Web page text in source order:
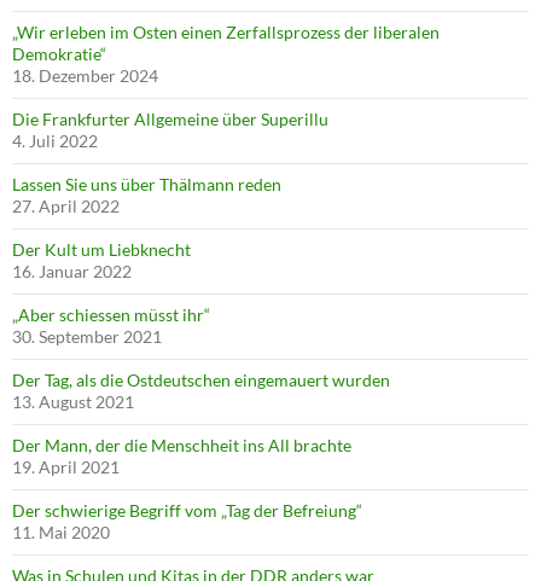
„Wir erleben im Osten einen Zerfallsprozess der liberalen
Demokratie“
18. Dezember 2024
Die Frankfurter Allgemeine über Superillu
4. Juli 2022
Lassen Sie uns über Thälmann reden
27. April 2022
Der Kult um Liebknecht
16. Januar 2022
„Aber schiessen müsst ihr“
30. September 2021
Der Tag, als die Ostdeutschen eingemauert wurden
13. August 2021
Der Mann, der die Menschheit ins All brachte
19. April 2021
Der schwierige Begriff vom „Tag der Befreiung“
11. Mai 2020
Was in Schulen und Kitas in der DDR anders war